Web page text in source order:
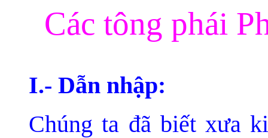
Các tông phái
I.- Dẫn nhập:
Chúng ta đãbiết xưa